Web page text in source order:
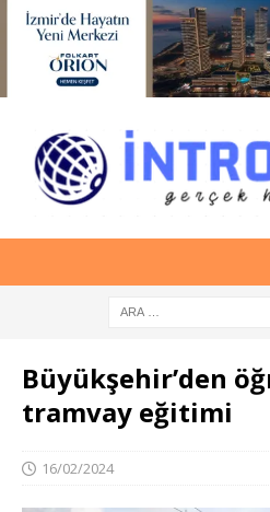
Büyükşehir’den
tramvay eğitimi
16/02/2024